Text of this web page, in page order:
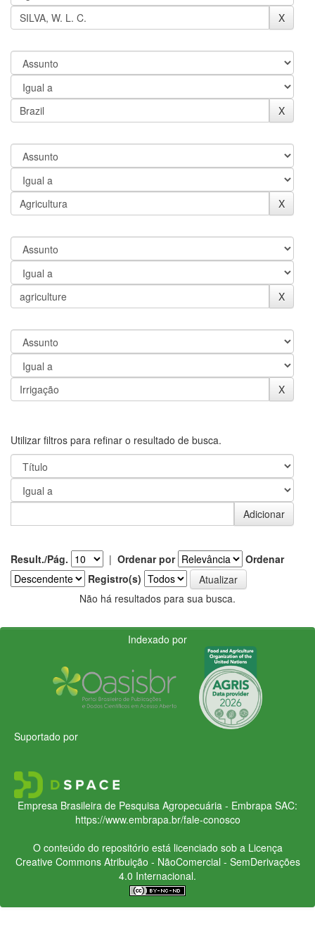
Utilizar filtros para refinar o resultado de busca.
Result./Pág. | Ordenar por
Ordenar
Registro(s)
Não há resultados para sua busca.
Indexado por
Suportado por
Empresa Brasileira de Pesquisa Agropecuária - Embrapa SAC:
https://www.embrapa.br/fale-conosco
O conteúdo do repositório está licenciado sob a Licença
Creative CommonsAtribuição - NãoComercial - SemDerivações
4.0 Internacional.